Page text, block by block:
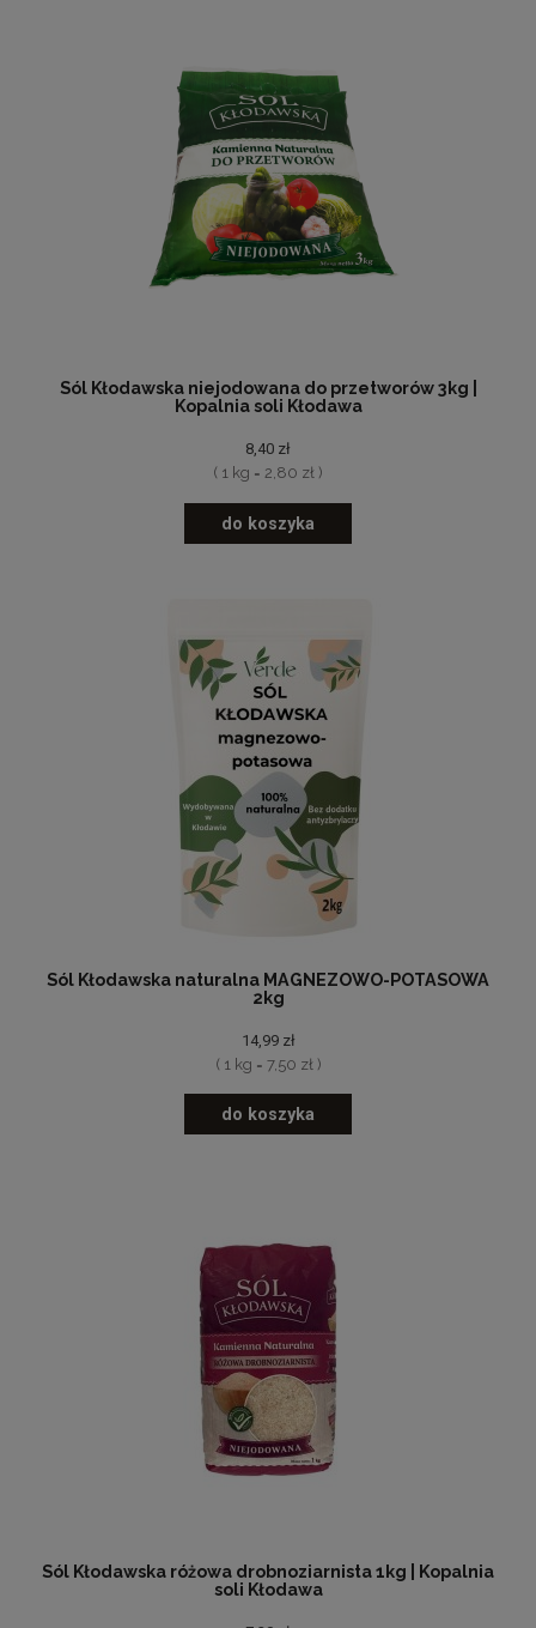
Sól Kłodawska niejodowana do przetworów 3kg |
Kopalnia soli Kłodawa
8,40 zł
( 1 kg = 2,80 zł )
do koszyka
Sól Kłodawska naturalna MAGNEZOWO-POTASOWA
2kg
14,99 zł
( 1 kg = 7,50 zł )
do koszyka
Sól Kłodawska różowa drobnoziarnista 1kg | Kopalnia
soli Kłodawa